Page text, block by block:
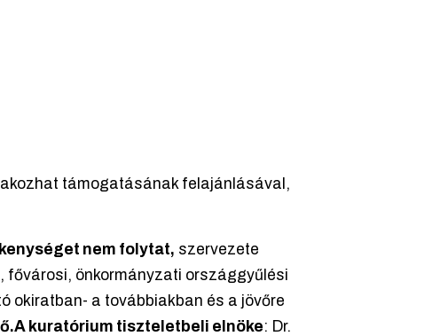
támogatásának felajánlásával,
nem folytat, szervezete
fővárosi, önkormányzati országgyűlési
okiratban- a továbbiakban és a jövőre
kuratórium tiszteletbeli elnöke: Dr.